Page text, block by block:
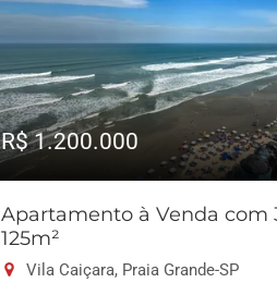
R$ 1.200.000
Apartamento à Venda com
125m²
Vila Caiçara, Praia Grande-SP